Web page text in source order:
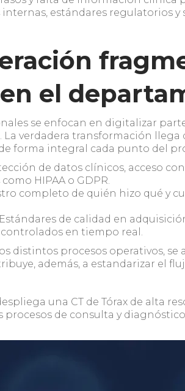
estándares regulatorios
el
se enfocan en digitalizar
verdadera transformación llega
forma integral cada punto del
de datos clínicos, acceso
HIPAA o GDPR.
completo de quién hizo qué y
Estándares de calidad en
en tiempo real.
distintos procesos operativos, se
además, a estandarizar el
una CT de Tórax de alta
procesos de consulta y